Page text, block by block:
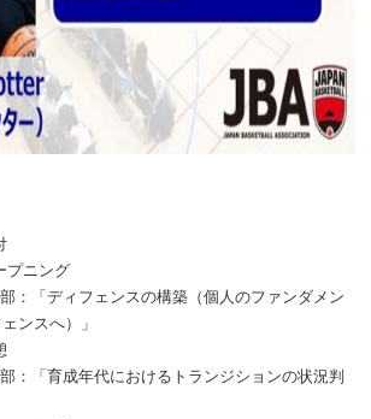
プニング
：「ディフェンスの構築（個人のファンダメン
ンスへ）」
：「育成年代におけるトランジションの状況判